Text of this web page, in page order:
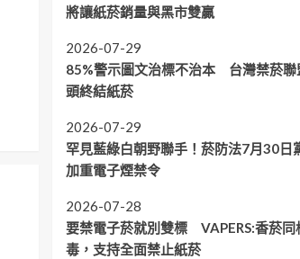
將讓紙菸銷量與黑市雙贏
2026-07-29
85%警示圖文治標不治本 台灣禁菸聯
頭終結紙菸
2026-07-29
罕見藍綠白朝野聯手！菸防法7月30日
加重電子煙禁令
2026-07-28
要禁電子菸就別雙標 VAPERS:香菸同
毒，支持全面禁止紙菸